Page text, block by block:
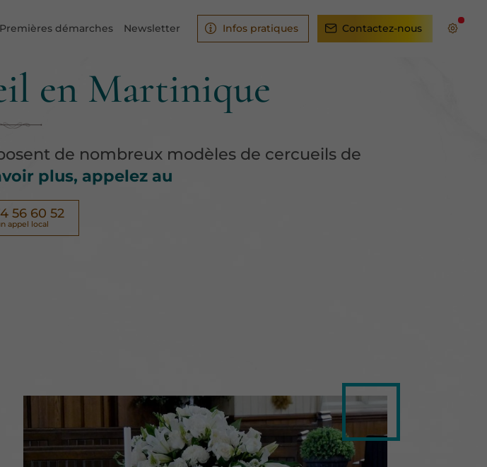
Premières démarches Newsletter Infos pratiques Contactez-nous
en Martinique
de nombreux modèles de cercueils de
plus, appelez au
56 60 52